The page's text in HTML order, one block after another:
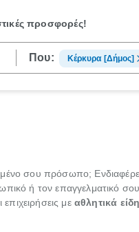
προσφορές!
Που: Κέρκυρα [Δήμος]
σου πρόσωπο;
ή τον επαγγελματικό
με αθλητικά είδη